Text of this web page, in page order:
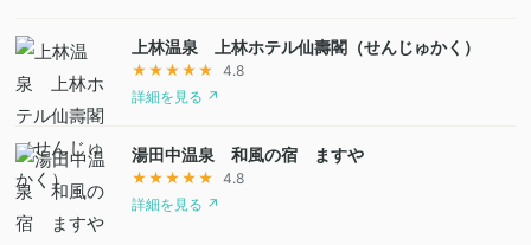
上林温泉 上林ホテル仙壽閣（せんじゅかく）
★★★★★
4.8
詳細を見る ↗
湯田中温泉 和風の宿 ますや
★★★★★
4.8
詳細を見る ↗